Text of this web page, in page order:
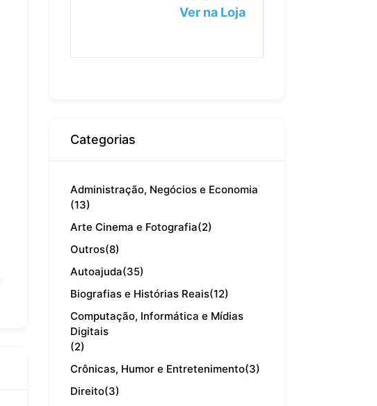
Ver na Loja
Categorias
Administração, Negócios e Economia
(13)
Arte Cinema e Fotografia(2)
Outros(8)
Autoajuda(35)
Biografias e Histórias Reais(12)
Computação, Informática e Mídias
Digitais
(2)
Crônicas, Humor e Entretenimento(3)
Direito(3)